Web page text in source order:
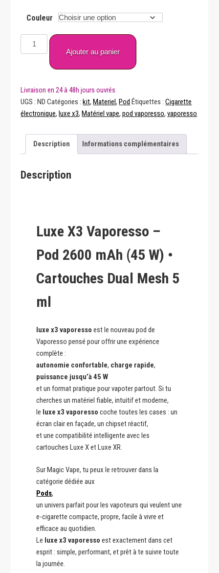
Couleur
quantité
de
-
Vaporesso
Ajouter au panier
UGS :ND Catégories :kit,Materiel,Pod Étiquettes :Cigarette
électronique,luxe x3,Matériel vape,pod vaporesso,vaporesso
Description Informations complémentaires
Description
Luxe X3 Vaporesso –
Pod 2600 mAh (45 W) •
Cartouches Dual Mesh 5
ml
luxe x3 vaporesso est le nouveau pod de
Vaporesso pensé pour offrir une expérience
complète :
autonomie confortable, charge rapide,
puissance jusqu’à 45 W
et un format pratique pour vapoter partout. Si tu
cherches un matériel fiable, intuitif et moderne,
le luxe x3 vaporesso coche toutes les cases : un
écran clair en façade, un chipset réactif,
et une compatibilité intelligente avec les
cartouches Luxe X et Luxe XR.
Sur Magic Vape, tu peux le retrouver dans la
catégorie dédiée aux
Pods,
un univers parfait pour les vapoteurs qui veulent une
e-cigarette compacte, propre, facile à vivre et
efficace au quotidien.
Le luxe x3 vaporesso est exactement dans cet
esprit : simple, performant, et prêt à te suivre toute
la journée.